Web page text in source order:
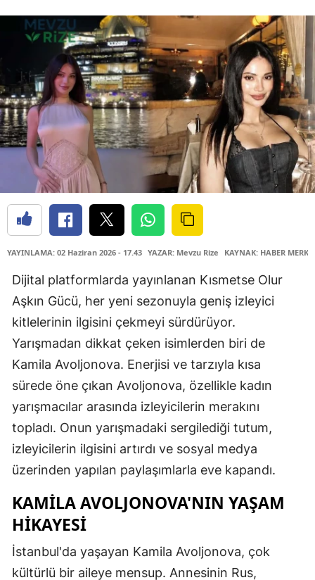
YAYINLAMA: 02 Haziran 2026 - 17.43 YAZAR: Mevzu Rize KAYNAK: HABER
Dijital platformlarda yayınlanan Kısmetse Olur
Aşkın Gücü, her yeni sezonuyla geniş izleyici
kitlelerinin ilgisini çekmeyi sürdürüyor.
Yarışmadan dikkat çeken isimlerden biri de
Kamila Avoljonova. Enerjisi ve tarzıyla kısa
sürede öne çıkan Avoljonova, özellikle kadın
yarışmacılar arasında izleyicilerin merakını
topladı. Onun yarışmadaki sergilediği tutum,
izleyicilerin ilgisini artırdı ve sosyal medya
üzerinden yapılan paylaşımlarla eve kapandı.
KAMİLA AVOLJONOVA'NIN YAŞAM
HİKAYESİ
İstanbul'da yaşayan Kamila Avoljonova, çok
kültürlü bir aileye mensup. Annesinin Rus,